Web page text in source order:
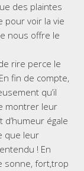
des plaintes
pour voir la vie
nous offre le
rire perce le
fin de compte,
qu’il
montrer leur
égale
que leur
! En
sonne, fort,trop